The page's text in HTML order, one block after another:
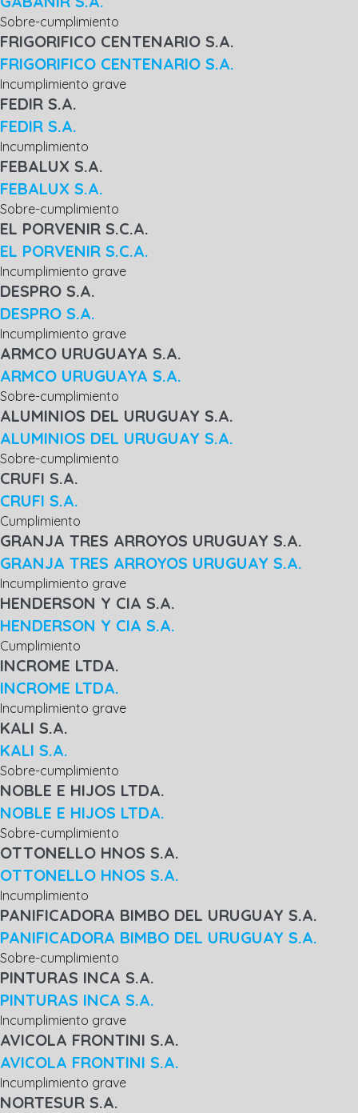
Sobre-cumplimiento
FRIGORIFICO CENTENARIO S.A.
FRIGORIFICO CENTENARIO S.A.
Incumplimiento grave
FEDIR S.A.
FEDIR S.A.
Incumplimiento
FEBALUX S.A.
FEBALUX S.A.
Sobre-cumplimiento
EL PORVENIR S.C.A.
EL PORVENIR S.C.A.
Incumplimiento grave
DESPRO S.A.
DESPRO S.A.
Incumplimiento grave
ARMCO URUGUAYA S.A.
ARMCO URUGUAYA S.A.
Sobre-cumplimiento
ALUMINIOS DEL URUGUAY S.A.
ALUMINIOS DEL URUGUAY S.A.
Sobre-cumplimiento
CRUFI S.A.
CRUFI S.A.
Cumplimiento
GRANJA TRES ARROYOS URUGUAY S.A.
GRANJA TRES ARROYOS URUGUAY S.A.
Incumplimiento grave
HENDERSON Y CIA S.A.
HENDERSON Y CIA S.A.
Cumplimiento
INCROME LTDA.
INCROME LTDA.
Incumplimiento grave
KALI S.A.
KALI S.A.
Sobre-cumplimiento
NOBLE E HIJOS LTDA.
NOBLE E HIJOS LTDA.
Sobre-cumplimiento
OTTONELLO HNOS S.A.
OTTONELLO HNOS S.A.
Incumplimiento
PANIFICADORA BIMBO DEL URUGUAY S.A.
PANIFICADORA BIMBO DEL URUGUAY S.A.
Sobre-cumplimiento
PINTURAS INCA S.A.
PINTURAS INCA S.A.
Incumplimiento grave
AVICOLA FRONTINI S.A.
AVICOLA FRONTINI S.A.
Incumplimiento grave
NORTESUR S.A.